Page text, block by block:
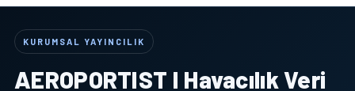
KURUMSAL YAYINCILIK
AEROPORTIST I Havacılık Veri